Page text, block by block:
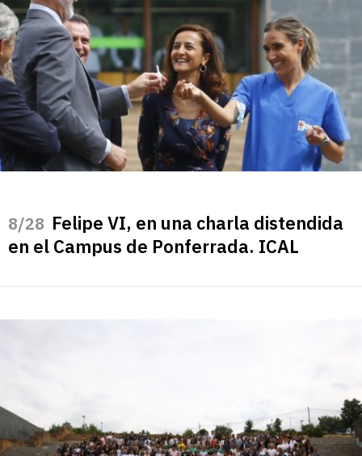
/28 Felipe VI, en una charla distendida
en el Campus de Ponferrada. ICAL